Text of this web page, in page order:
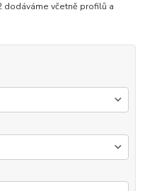
dodáváme včetně profilů a